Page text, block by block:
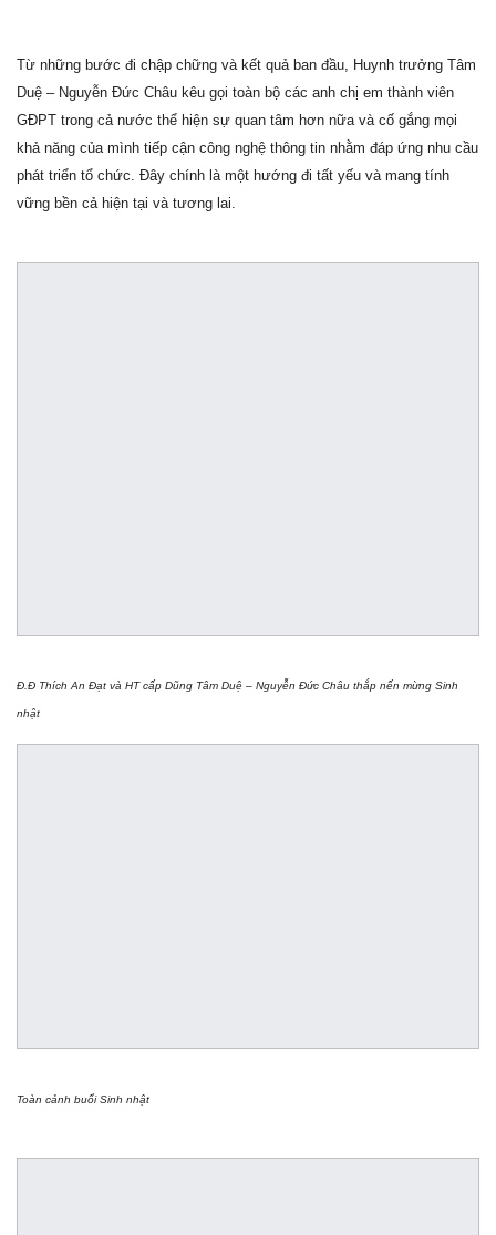
Từ những bước đi chập chững và kết quả ban đầu, Huynh trưởng Tâm
Duệ – Nguyễn Đức Châu kêu gọi toàn bộ các anh chị em thành viên
GĐPT trong cả nước thể hiện sự quan tâm hơn nữa và cố gắng mọi
khả năng của mình tiếp cận công nghệ thông tin nhằm đáp ứng nhu cầu
phát triển tổ chức. Đây chính là một hướng đi tất yếu và mang tính
vững bền cả hiện tại và tương lai.
Đ.Đ Thích An Đạt và HT cấp Dũng Tâm Duệ – Nguyễn Đức Châu thắp nến mừng Sinh
nhật
Toàn cảnh buổi Sinh nhật